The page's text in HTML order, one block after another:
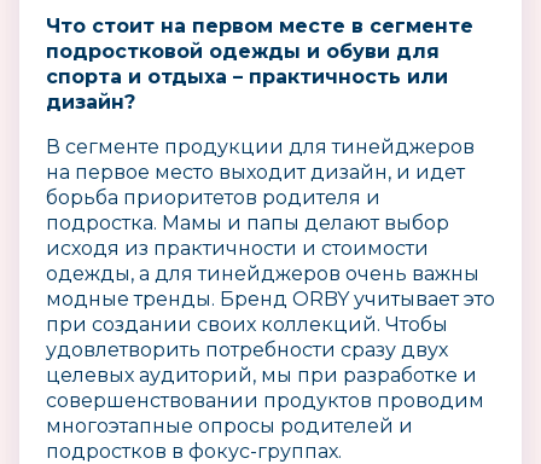
Что стоит на первом месте в сегменте
подростковой одежды и обуви для
спорта и отдыха – практичность или
дизайн?
В сегменте продукции для тинейджеров
на первое место выходит дизайн, и идет
борьба приоритетов родителя и
подростка. Мамы и папы делают выбор
исходя из практичности и стоимости
одежды, а для тинейджеров очень важны
модные тренды. Бренд ORBY учитывает это
при создании своих коллекций. Чтобы
удовлетворить потребности сразу двух
целевых аудиторий, мы при разработке и
совершенствовании продуктов проводим
многоэтапные опросы родителей и
подростков в фокус-группах.